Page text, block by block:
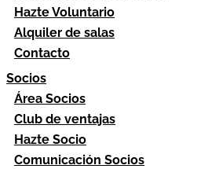
Hazte Voluntario
Alquiler de salas
Contacto
Socios
Área Socios
Club de ventajas
Hazte Socio
Comunicación Socios